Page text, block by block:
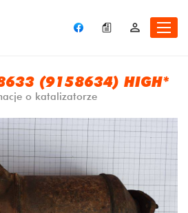
(9158634) HIGH*
o katalizatorze